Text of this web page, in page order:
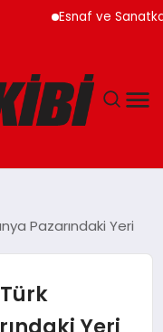
Esnaf ve Sanatkar
Pazarındaki Yeri